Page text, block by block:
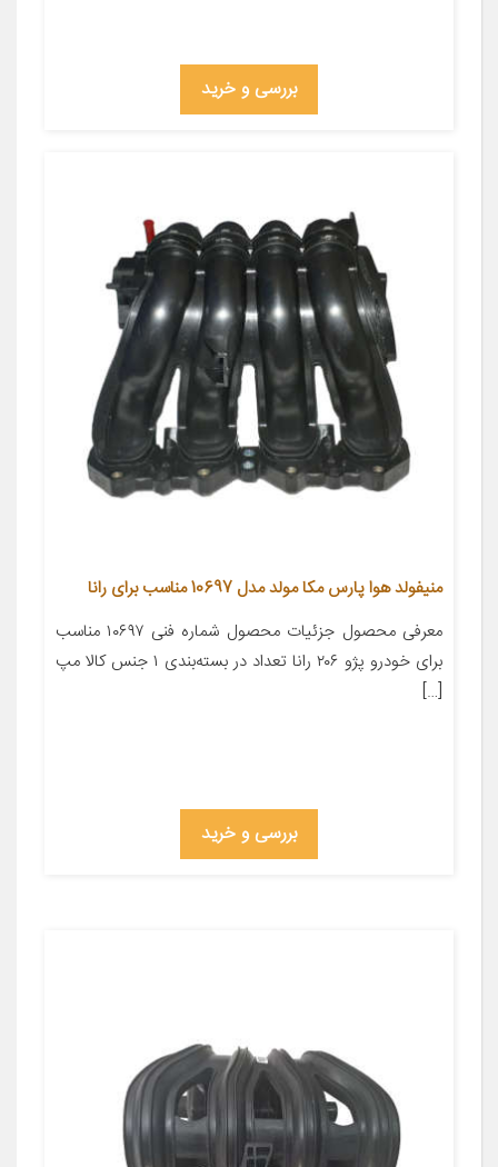
بررسی و خرید
منیفولد هوا پارس مکا مولد مدل 10697 مناسب برای رانا
معرفی محصول جزئیات محصول شماره فنی ۱۰۶۹۷ مناسب
برای خودرو پژو ۲۰۶ رانا تعداد در بسته‌بندی ۱ جنس کالا مپ
[…]
بررسی و خرید